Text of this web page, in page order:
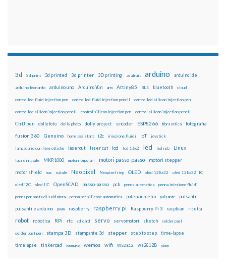
3d 3d print 3d printed 3d printer 3D printing adafruit arduino arduino ide
arduino leonardo arduino uno Arduino Yún arm Attiny85 BLE bluetooth cloud
controlled fluid injection pen controlled fluid injection pencil controlled silicon injection pen
controlled silicon injection pencil control silicon injection pen control silicon injection pencil
CtrlJ pen dolly foto dolly photo dolly project encoder ESP8266 fibra ottica fotografia
fusion 360 Genuino home assistant i2c iniezione fluidi IoT joystick
lampadario con fibre ottiche lasercut laser cut lcd lcd 16x2 led led rgb Linux
luci di natale MKR1000 motori bipolari motori passo-passo motori stepper
motor shield nas natale Neopixel Neopixel ring OLED oled 128x32 oled 128x32 IIC
oled i2C oled IIC OpenSCAD passo-passo pcb penna automatica penna iniezione fluidi
penna per pasta di saldatura penna per silicone automatica potenziometro pulsante pulsanti
pulsanti e arduino pwm raspberry raspberry pi Raspberry Pi 3 raspbian ricetta
robot robotica RPi rtc sd card servo servomotori sketch solder past
solder past pen stampa 3D stampante 3d stepper step to step time-lapse
timelapse tinkercad wemake wemos wifi WS2812 ws2812B xbee